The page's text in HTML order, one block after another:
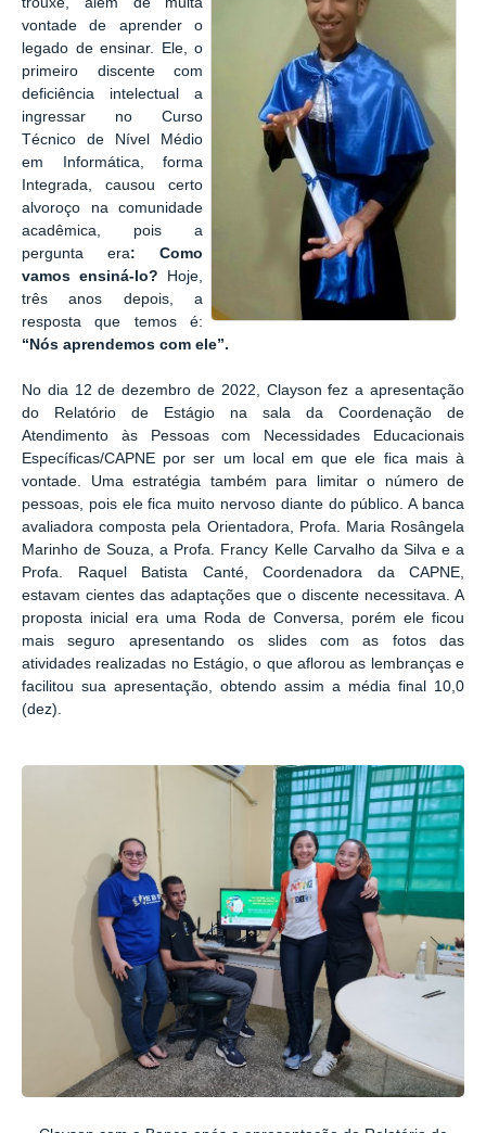
vontade de aprender o
legado de ensinar. Ele, o
primeiro discente com
deficiência intelectual a
ingressar no Curso
Técnico de Nível Médio
em Informática, forma
Integrada, causou certo
alvoroço na comunidade
acadêmica, pois a
pergunta era: Como
vamos ensiná-lo? Hoje,
três anos depois, a
resposta que temos é:
“Nós aprendemos com ele”.
No dia 12 de dezembro de 2022, Clayson fez a apresentação
do Relatório de Estágio na sala da Coordenação de
Atendimento às Pessoas com Necessidades Educacionais
Específicas/CAPNE por ser um local em que ele fica mais à
vontade. Uma estratégia também para limitar o número de
pessoas, pois ele fica muito nervoso diante do público. A banca
avaliadora composta pela Orientadora, Profa. Maria Rosângela
Marinho de Souza, a Profa. Francy Kelle Carvalho da Silva e a
Profa. Raquel Batista Canté, Coordenadora da CAPNE,
estavam cientes das adaptações que o discente necessitava. A
proposta inicial era uma Roda de Conversa, porém ele ficou
mais seguro apresentando os slides com as fotos das
atividades realizadas no Estágio, o que aflorou as lembranças e
facilitou sua apresentação, obtendo assim a média final 10,0
(dez).